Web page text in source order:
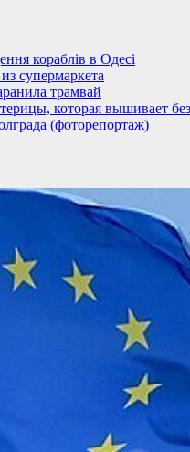
кораблів в Одесі
супермаркета
трамвай
которая вышивает
(фоторепортаж)